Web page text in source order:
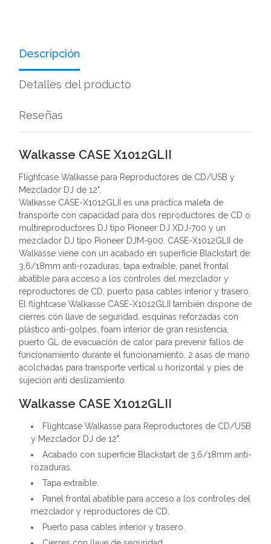
Descripción
Detalles del producto
Reseñas
Walkasse CASE X1012GLII
Flightcase Walkasse para Reproductores de CD/USB y
Mezclador DJ de 12".
Walkasse CASE-X1012GLII es una práctica maleta de
transporte con capacidad para dos reproductores de CD o
multireproductores DJ tipo Pioneer DJ XDJ-700 y un
mezclador DJ tipo Pioneer DJM-900. CASE-X1012GLII de
Walkasse viene con un acabado en superficie Blackstart de
3,6/18mm anti-rozaduras, tapa extraíble, panel frontal
abatible para acceso a los controles del mezclador y
reproductores de CD, puerto pasa cables interior y trasero.
El flightcase Walkasse CASE-X1012GLII también dispone de
cierres con llave de seguridad. esquinas reforzadas con
plástico anti-golpes, foam interior de gran resistencia,
puerto GL de evacuación de calor para prevenir fallos de
funcionamiento durante el funcionamiento, 2 asas de mano
acolchadas para transporte vertical u horizontal y pies de
sujeción anti deslizamiento.
Walkasse CASE X1012GLII
Flightcase Walkasse para Reproductores de CD/USB
y Mezclador DJ de 12".
Acabado con superficie Blackstart de 3.6/18mm anti-
rozaduras.
Tapa extraíble.
Panel frontal abatible para acceso a los controles del
mezclador y reproductores de CD.
Puerto pasa cables interior y trasero.